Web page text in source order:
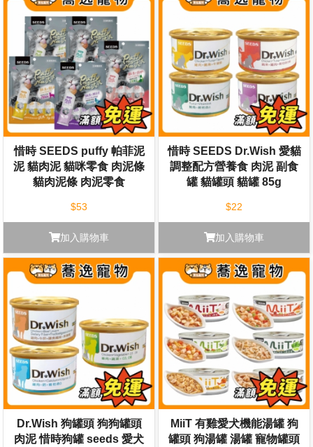
惜時 SEEDS puffy 帕菲泥
泥 貓肉泥 貓咪零食 肉泥條
貓肉泥條 肉泥零食
$53
加入購物車
惜時 SEEDS Dr.Wish 愛貓
調整配方營養食 肉泥 副食
罐 貓罐頭 貓罐 85g
$22
加入購物車
Dr.Wish 狗罐頭 狗狗罐頭
肉泥 惜時狗罐 seeds 愛犬
MiiT 有雞愛犬機能湯罐 狗
罐頭 狗湯罐 湯罐 寵物罐頭